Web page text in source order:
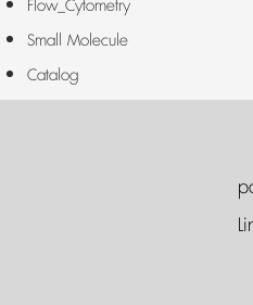
Flow_Cytometry
Small Molecule
Catalog